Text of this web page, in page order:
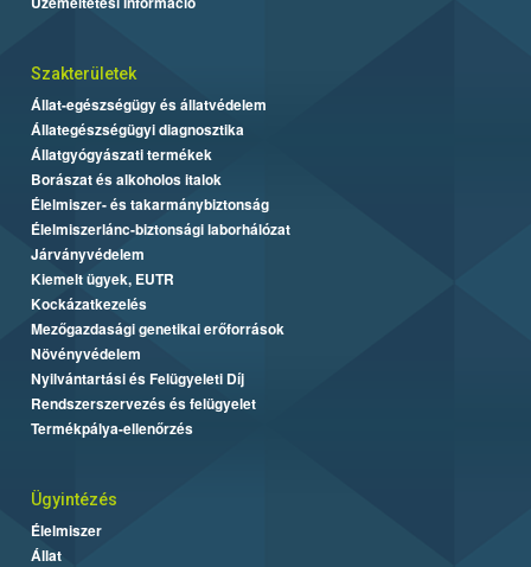
Szakterületek
Állat-egészségügy és állatvédelem
Állategészségügyi diagnosztika
Állatgyógyászati termékek
Borászat és alkoholos italok
Élelmiszer- és takarmánybiztonság
Élelmiszerlánc-biztonsági laborhálózat
Járványvédelem
Kiemelt ügyek, EUTR
Kockázatkezelés
Mezőgazdasági genetikai erőforrások
Növényvédelem
Nyilvántartási és Felügyeleti Díj
Rendszerszervezés és felügyelet
Termékpálya-ellenőrzés
Ügyintézés
Élelmiszer
Állat